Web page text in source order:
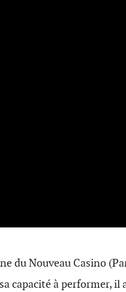
du Nouveau Casino
capacité à performer, il